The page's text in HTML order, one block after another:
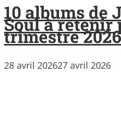
10 albums de
Soul à retenir
trimestre 2026
28 avril 202627 avril 2026